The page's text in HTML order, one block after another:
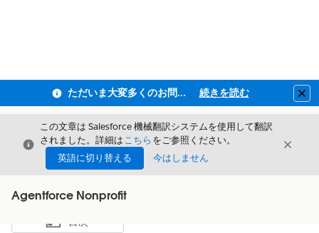
ただいま大変多くのお問い合わせをいただいており、ご連絡までにお時間を頂戴しております 続きを読む
閉じる
この文章は Salesforce 機械翻訳システムを使用して翻訳
されました。詳細はこちら をご参照ください。
英語に切り替える
今はしません
閉じる
Agentforce Nonprofit
目次を表示
目次